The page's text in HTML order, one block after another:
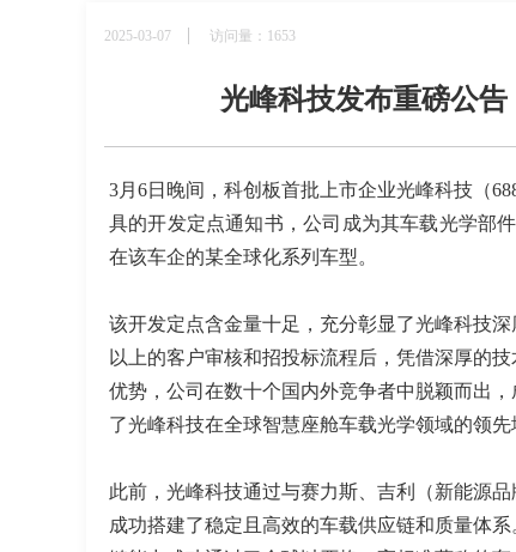
2025-03-07 访问量：1653
光峰科技发布重磅公
3月6日晚间，科创板首批上市企业光峰科技（
具的开发定点通知书，公司成为其车载光学部
在该车企的某全球化系列车型。
该开发定点含金量十足，充分彰显了光峰科技
以上的客户审核和招投标流程后，凭借深厚的
优势，公司在数十个国内外竞争者中脱颖而出
了光峰科技在全球智慧座舱车载光学领域的领先
此前，光峰科技通过与赛力斯、吉利（新能源
成功搭建了稳定且高效的车载供应链和质量体